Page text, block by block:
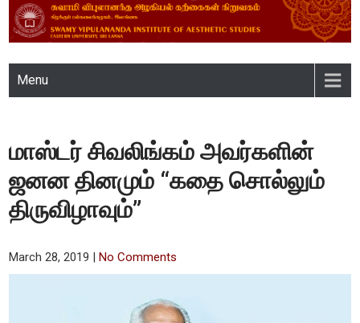
SWAMY VIPULANANDA
INSTITUTE OF AESTHETIC
STUDIES, EASTERN
UNIVERSITY, SRI LANKA
Menu
மாஸ்டர் சிவலிங்கம் அவர்களின்
ஜனன தினமும் “கதை சொல்லும்
திருவிழாவும்”
March 28, 2019 |No Comments